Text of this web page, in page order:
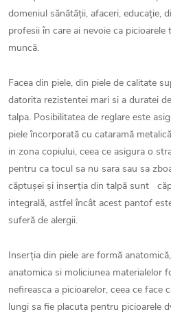
domeniul sănătății, afaceri, educație,
profesii în care ai nevoie ca
muncă.
Facea din piele, din piele de calitate
datorita rezistentei mari si a duratei
talpa. Posibilitatea de reglare este
piele încorporată cu cataramă
in zona copiului, ceea ce asigura o
pentru ca tocul sa nu sara sau sa
căptușei și inserția din talpă sunt
integrală, astfel încât acest pantof
suferă de alergii.
Inserția din piele are formă
anatomica si moliciunea materialelor
nefireasca a picioarelor, ceea ce face
lungi sa fie placuta pentru picioarele